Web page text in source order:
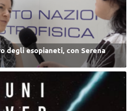
degli esopianeti, con Serena